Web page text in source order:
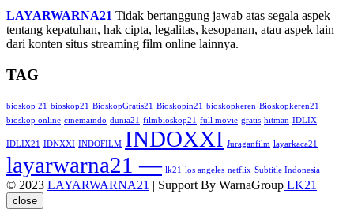
LAYARWARNA21 Tidak bertanggung jawab atas segala aspek
tentang kepatuhan, hak cipta, legalitas, kesopanan, atau aspek lain
dari konten situs streaming film online lainnya.
TAG
bioskop 21 bioskop21 BioskopGratis21 Bioskopin21 bioskopkeren Bioskopkeren21
bioskop online cinemaindo dunia21 filmbioskop21 full movie gratis hitman IDLIX
IDLIX21 IDNXXI INDOFILM INDOXXI Juraganfilm layarkaca21
layarwarna21 — lk21 los angeles netflix Subtitle Indonesia
© 2023 LAYARWARNA21 | Support By WarnaGroup LK21
close